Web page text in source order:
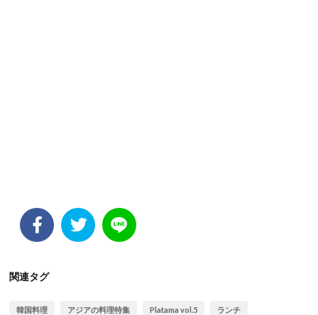
関連タグ
韓国料理 アジアの料理特集 Platama vol.5 ランチ